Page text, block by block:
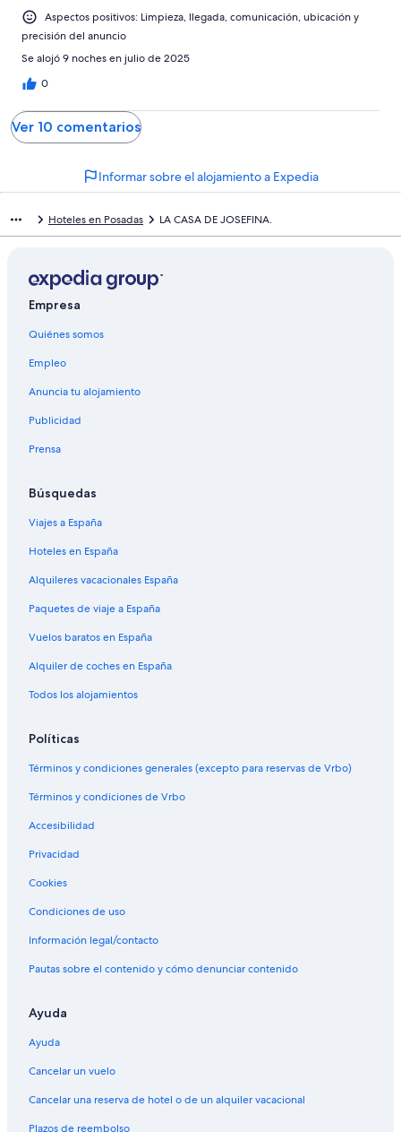
Aspectos positivos: Limpieza, llegada, comunicación, ubicación y
precisión del anuncio
Se alojó 9 noches en julio de 2025
0
Ver 10 comentarios
Informar sobre el alojamiento a Expedia
Hoteles en Posadas LA CASA DE JOSEFINA.
Empresa
Quiénes somos
Empleo
Anuncia tu alojamiento
Publicidad
Prensa
Búsquedas
Viajes a España
Hoteles en España
Alquileres vacacionales España
Paquetes de viaje a España
Vuelos baratos en España
Alquiler de coches en España
Todos los alojamientos
Políticas
Términos y condiciones generales (excepto para reservas de Vrbo)
Términos y condiciones de Vrbo
Accesibilidad
Privacidad
Cookies
Condiciones de uso
Información legal/contacto
Pautas sobre el contenido y cómo denunciar contenido
Ayuda
Ayuda
Cancelar un vuelo
Cancelar una reserva de hotel o de un alquiler vacacional
Plazos de reembolso